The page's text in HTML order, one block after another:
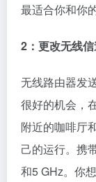
最适合你和你
2：更改无线
无线路由器发
很好的机会，
附近的咖啡厅
己的运行。携
和5 GHz。你